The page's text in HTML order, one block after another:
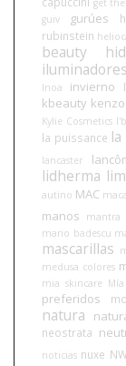
guiv gurúes
rubinstein
beauty
iluminadores
Inoa invierno
kbeauty kenzo
Kylie Cosmetics
la puissance
lancaster
lidherma
autino MAC
manos mantra
mario badescu
mascarillas
medusa colores
mia skincare
preferidos
natura
neostrata
noticias nuxe